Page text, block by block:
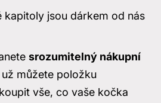
kapitoly jsou dárkem od nás
srozumitelný nákupní
můžete položku
vše, co vaše kočka